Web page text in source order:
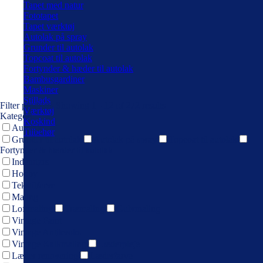
Tapet med natur
Fototapet
Tapet værktøj
Autolak på spray
Grunder til autolak
Topcoat til autolak
Fortynder & hæder til autolak
Bambusgardiner
Maskiner
Stillads
Værktøj
Koskind
Tilbehør
Filter products
Kategori
Autolak
Grunder til autolak
Fortynder & hærder til autolak
Indendørs
Hobby
Tekstilfarve
Maling
Loftmaling
Vintage Paint
Vintage Antikvoks
Vintage Kalkmaling
Læder renovering